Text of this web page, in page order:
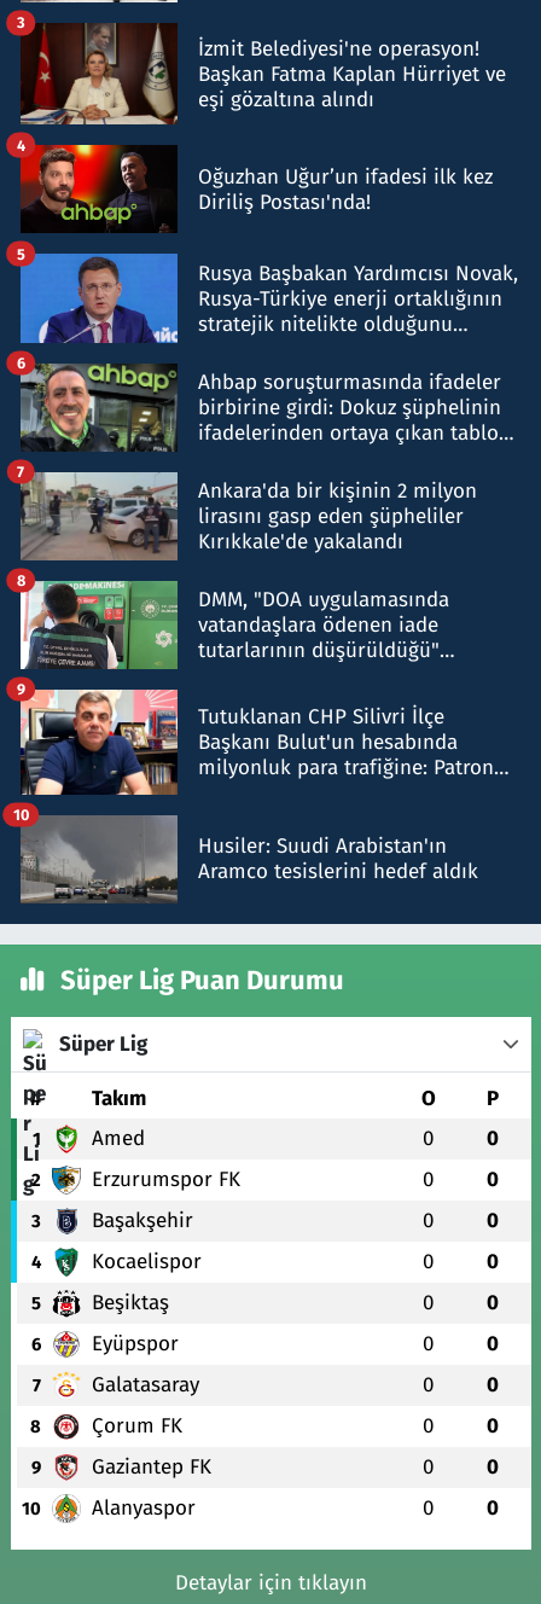
İzmit Belediyesi'ne operasyon!
Başkan Fatma Kaplan Hürriyet ve
eşi gözaltına alındı
3
Oğuzhan Uğur’un ifadesi ilk kez
Diriliş Postası'nda!
4
Rusya Başbakan Yardımcısı Novak,
Rusya-Türkiye enerji ortaklığının
stratejik nitelikte olduğunu
5
Ahbap soruşturmasında ifadeler
birbirine girdi: Dokuz şüphelinin
ifadelerinden ortaya çıkan tablo
6
Ankara'da bir kişinin 2 milyon
lirasını gasp eden şüpheliler
Kırıkkale'de yakalandı
7
DMM, "DOA uygulamasında
vatandaşlara ödenen iade
tutarlarının düşürüldüğü"
8
Tutuklanan CHP Silivri İlçe
Başkanı Bulut'un hesabında
milyonluk para trafiğine: Patron
9
Husiler: Suudi Arabistan'ın
Aramco tesislerini hedef aldık
10
Süper Lig Puan Durumu
Süper Lig
# Takım O P
1 Amed 0 0
2 Erzurumspor FK 0 0
3 Başakşehir 0 0
4 Kocaelispor 0 0
5 Beşiktaş 0 0
6 Eyüpspor 0 0
7 Galatasaray 0 0
8 Çorum FK 0 0
9 Gaziantep FK 0 0
10 Alanyaspor 0 0
Detaylar için tıklayın